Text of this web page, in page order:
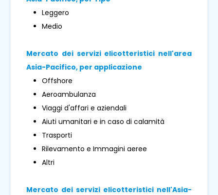
Leggero
Medio
Mercato dei servizi elicotteristici nell'area
Asia-Pacifico, per applicazione
Offshore
Aeroambulanza
Viaggi d'affari e aziendali
Aiuti umanitari e in caso di calamità
Trasporti
Rilevamento e Immagini aeree
Altri
Mercato dei servizi elicotteristici nell'Asia-